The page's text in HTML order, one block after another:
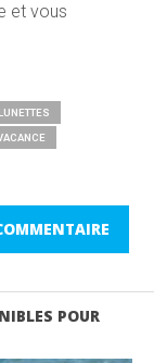
et vous
LUNETTES
POUR